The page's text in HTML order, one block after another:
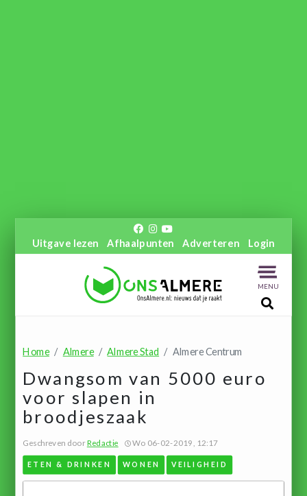
Uitgave lezen Afhaalpunten Adverteren Login
MENU
Home Almere Almere Stad Almere Centrum
Dwangsom van 5000 euro
voor slapen in
broodjeszaak
Geschreven doorRedactie Wo 06-02-2019, 12:17
ETEN & DRINKEN WONEN VEILIGHEID